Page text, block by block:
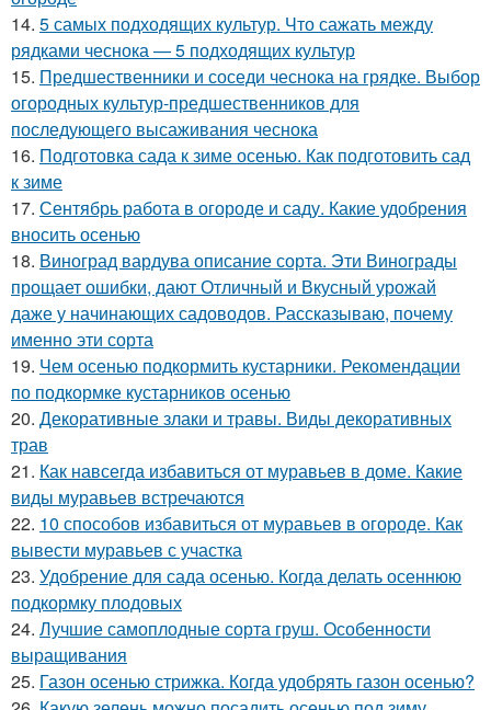
14. 5 самых подходящих культур. Что сажать между
рядками чеснока — 5 подходящих культур
15. Предшественники и соседи чеснока на грядке. Выбор
огородных культур-предшественников для
последующего высаживания чеснока
16. Подготовка сада к зиме осенью. Как подготовить сад
к зиме
17. Сентябрь работа в огороде и саду. Какие удобрения
вносить осенью
18. Виноград вардува описание сорта. Эти Винограды
прощает ошибки, дают Отличный и Вкусный урожай
даже у начинающих садоводов. Рассказываю, почему
именно эти сорта
19. Чем осенью подкормить кустарники. Рекомендации
по подкормке кустарников осенью
20. Декоративные злаки и травы. Виды декоративных
трав
21. Как навсегда избавиться от муравьев в доме. Какие
виды муравьев встречаются
22. 10 способов избавиться от муравьев в огороде. Как
вывести муравьев с участка
23. Удобрение для сада осенью. Когда делать осеннюю
подкормку плодовых
24. Лучшие самоплодные сорта груш. Особенности
выращивания
25. Газон осенью стрижка. Когда удобрять газон осенью?